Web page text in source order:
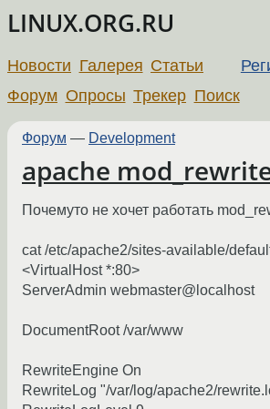
LINUX.ORG.RU
Новости Галерея Статьи
Форум Опросы Трекер Поиск
Форум — Development
apache
Почемуто не хочет работать
cat /etc/apache2/sites-available/
<VirtualHost *:80>
ServerAdmin webmaster@localhost
DocumentRoot /var/www
RewriteEngine On
RewriteLog "/var/log/apache2/